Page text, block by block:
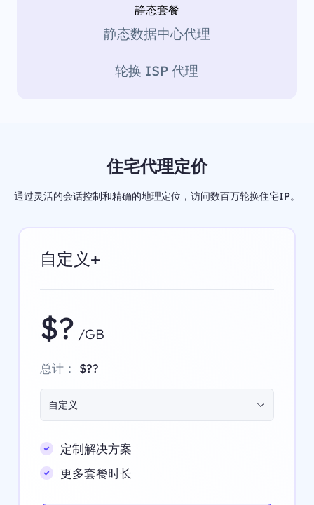
静态套餐
静态数据中心代理
轮换 ISP 代理
住宅代理定价
通过灵活的会话控制和精确的地理定位，访问数百万轮换住宅IP。
自定义+
$? /GB
总计： $??
自定义
定制解决方案
更多套餐时长